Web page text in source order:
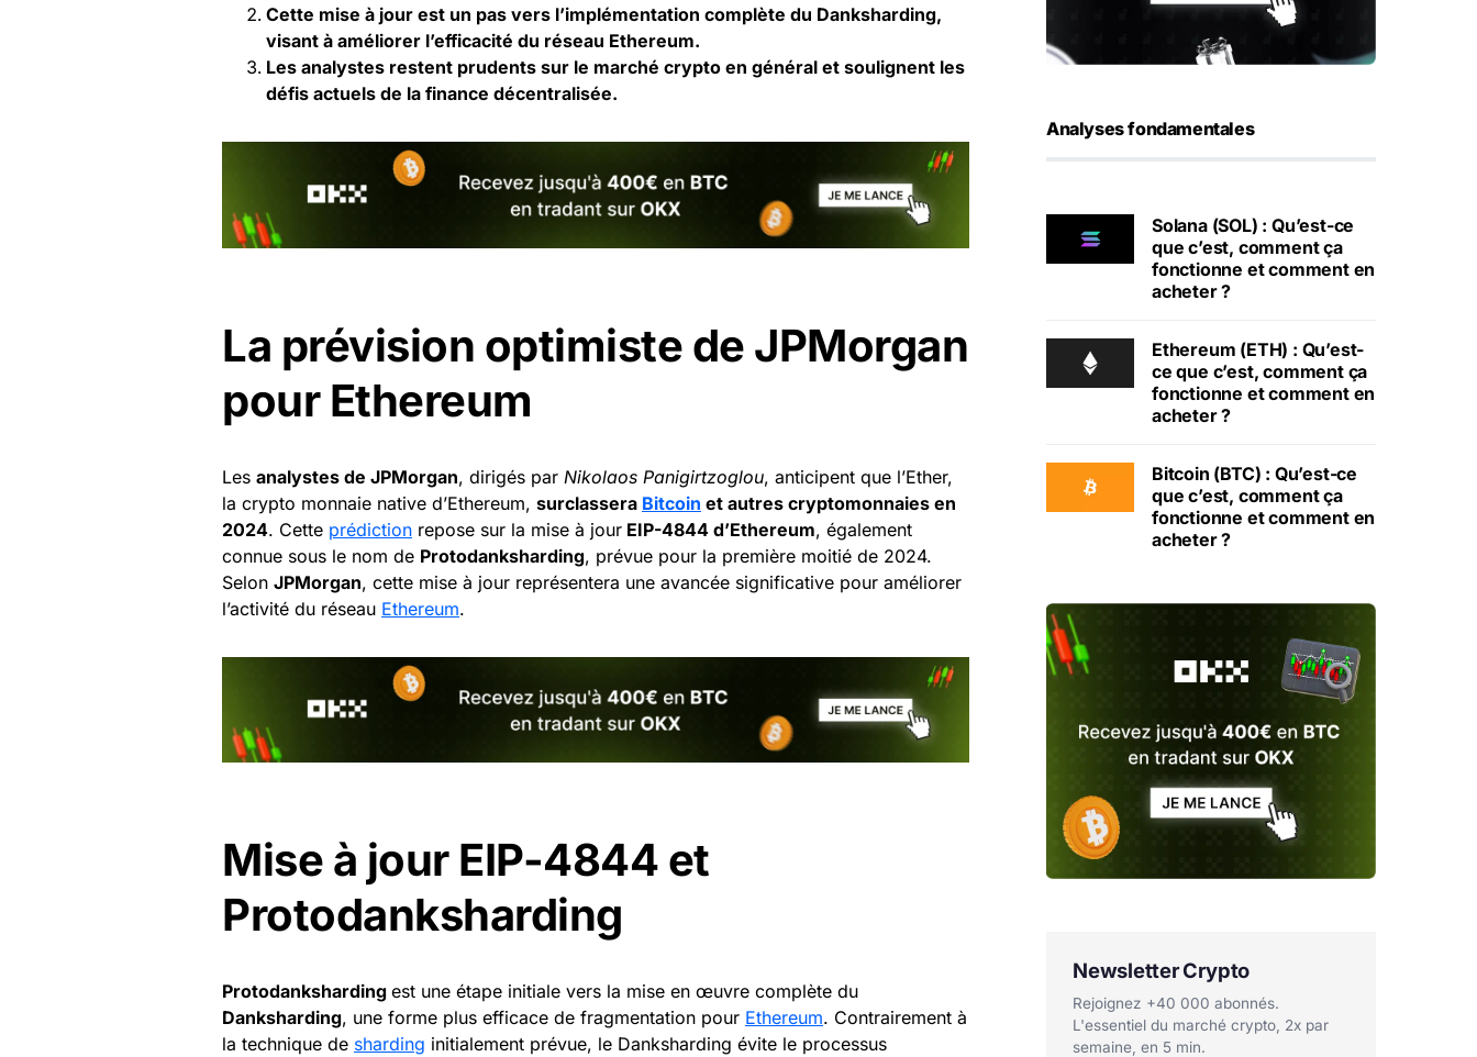
Cette mise à jour est un pas vers l’implémentation complète du Danksharding,
visant à améliorer l’efficacité du réseau Ethereum.
Les analystes restent prudents sur le marché crypto en général et soulignent les
défis actuels de la finance décentralisée.
La prévision optimiste de JPMorgan
pour Ethereum
Les analystes de JPMorgan, dirigés par Nikolaos Panigirtzoglou, anticipent que l’Ether,
la crypto monnaie native d’Ethereum, surclassera Bitcoin et autres cryptomonnaies en
2024. Cette prédiction repose sur la mise à jour EIP-4844 d’Ethereum, également
connue sous le nom de Protodanksharding, prévue pour la première moitié de 2024.
Selon JPMorgan, cette mise à jour représentera une avancée significative pour améliorer
l’activité du réseau Ethereum.
Mise à jour EIP-4844 et
Protodanksharding
Protodanksharding est une étape initiale vers la mise en œuvre complète du
Danksharding, une forme plus efficace de fragmentation pour Ethereum. Contrairement à
la technique de sharding initialement prévue, le Danksharding évite le processus
Analyses fondamentales
Solana (SOL) : Qu’est-ce
que c’est, comment ça
fonctionne et comment en
acheter ?
Ethereum (ETH) : Qu’est-
ce que c’est, comment ça
fonctionne et comment en
acheter ?
Bitcoin (BTC) : Qu’est-ce
que c’est, comment ça
fonctionne et comment en
acheter ?
Newsletter Crypto
Rejoignez +40 000 abonnés.
L'essentiel du marché crypto, 2x par
semaine, en 5 min.